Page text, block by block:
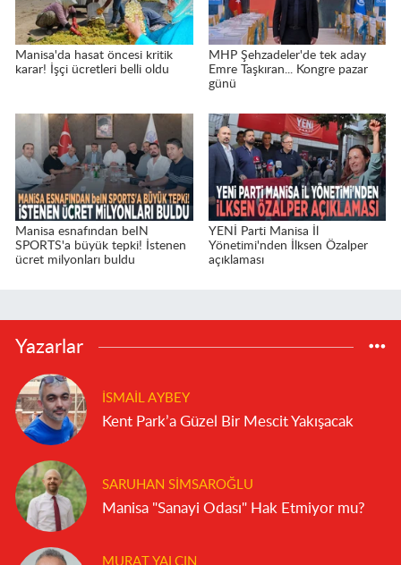
Manisa'da hasat öncesi kritik
karar! İşçi ücretleri belli oldu
MHP Şehzadeler'de tek aday
Emre Taşkıran... Kongre pazar
günü
Manisa esnafından beIN
SPORTS'a büyük tepki! İstenen
ücret milyonları buldu
YENİ Parti Manisa İl
Yönetimi'nden İlksen Özalper
açıklaması
Yazarlar
İSMAIL AYBEY
Kent Park’a Güzel Bir Mescit Yakışacak
SARUHAN SIMSAROĞLU
Manisa "Sanayi Odası" Hak Etmiyor mu?
MURAT YALÇIN